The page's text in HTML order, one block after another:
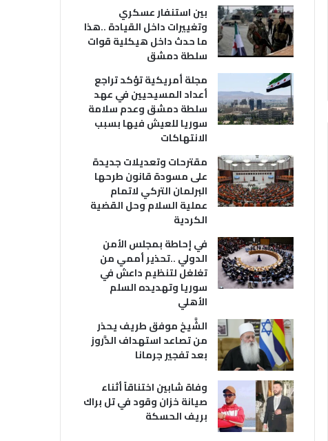
بين استنفار عسكري
وتغييرات داخل القيادة ..هذا
ما حدث داخل هيكلية قوات
سلطة دمشق
مجلة أمريكية تؤكد تراجع
أعداد المسيحيين في عهد
سلطة دمشق وعدم سلامة
سوريا للعيش فيها بسبب
الانتهاكات
مقترحات وتعديلات جديدة
على مسودة قانون طرحها
البرلمان التركي لاتمام
عملية السلام وحل القضية
الكردية
في إحاطة بمجلس الأمن
الدولي ..تحذير أممي من
تغلغل لتنظيم داعش في
سوريا وتهديده السلم
الأهلي
الشَّيخ موفق طريف يحذر
من تصاعد استهداف الدَّروز
بعد تفجير جرمانا
وفاة شابين اختناقاً أثناء
صيانة خزان وقود في تل براك
بريف الحسكة